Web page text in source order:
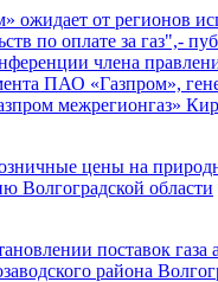
ожидает от регионов
по оплате за газ",-
члена
ПАО «Газпром»,
межрегионгаз»
цены на
Волгоградской области
поставок газа
района